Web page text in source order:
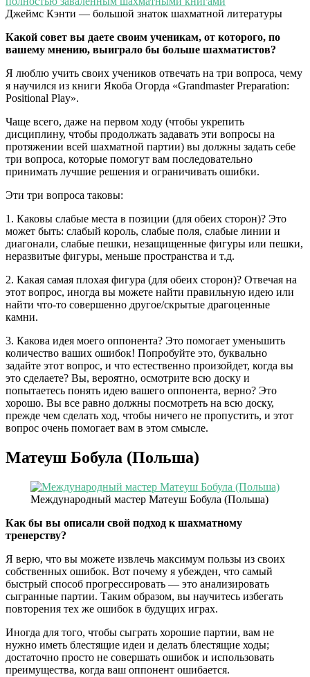
Джеймс Кэнти — большой знаток шахматной литературы
Какой совет вы даете своим ученикам, от которого, по
вашему мнению, выиграло бы больше шахматистов?
Я люблю учить своих учеников отвечать на три вопроса, чему
я научился из книги Якоба Огорда «Grandmaster Preparation:
Positional Play».
Чаще всего, даже на первом ходу (чтобы укрепить
дисциплину, чтобы продолжать задавать эти вопросы на
протяжении всей шахматной партии) вы должны задать себе
три вопроса, которые помогут вам последовательно
принимать лучшие решения и ограничивать ошибки.
Эти три вопроса таковы:
1. Каковы слабые места в позиции (для обеих сторон)? Это
может быть: слабый король, слабые поля, слабые линии и
диагонали, слабые пешки, незащищенные фигуры или пешки,
неразвитые фигуры, меньше пространства и т.д.
2. Какая самая плохая фигура (для обеих сторон)? Отвечая на
этот вопрос, иногда вы можете найти правильную идею или
найти что-то совершенно другое/скрытые драгоценные
камни.
3. Какова идея моего оппонента? Это помогает уменьшить
количество ваших ошибок! Попробуйте это, буквально
задайте этот вопрос, и что естественно произойдет, когда вы
это сделаете? Вы, вероятно, осмотрите всю доску и
попытаетесь понять идею вашего оппонента, верно? Это
хорошо. Вы все равно должны посмотреть на всю доску,
прежде чем сделать ход, чтобы ничего не пропустить, и этот
вопрос очень помогает вам в этом смысле.
Матеуш Бобула (Польша)
Международный мастер Матеуш Бобула (Польша)
Как бы вы описали свой подход к шахматному
тренерству?
Я верю, что вы можете извлечь максимум пользы из своих
собственных ошибок. Вот почему я убежден, что самый
быстрый способ прогрессировать — это анализировать
сыгранные партии. Таким образом, вы научитесь избегать
повторения тех же ошибок в будущих играх.
Иногда для того, чтобы сыграть хорошие партии, вам не
нужно иметь блестящие идеи и делать блестящие ходы;
достаточно просто не совершать ошибок и использовать
преимущества, когда ваш оппонент ошибается.